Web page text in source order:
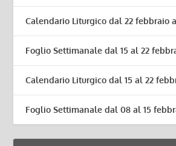
Calendario Liturgico dal 22 febbraio
Foglio Settimanale dal 15 al 22
Calendario Liturgico dal 15 al 22
Foglio Settimanale dal 08 al 15